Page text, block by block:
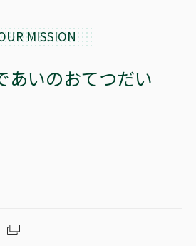
MISSION
あいのおてつだい